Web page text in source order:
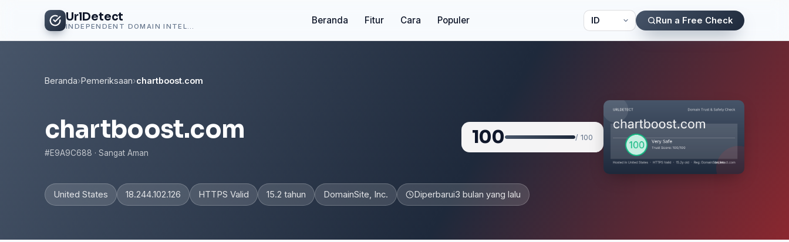
UrlDetect Beranda Fitur Cara Populer Run a Free Check
Beranda›Pemeriksaan›chartboost.com
chartboost.com
#E9A9C688 · Sangat Aman
100 / 100
United States 18.244.102.126 HTTPS Valid 15.2 tahun DomainSite, Inc. Diperbarui3 bulan yang lalu